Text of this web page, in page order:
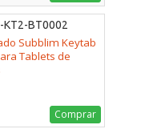
KT2-BT0002
Subblim Keytab
Tablets de
Comprar